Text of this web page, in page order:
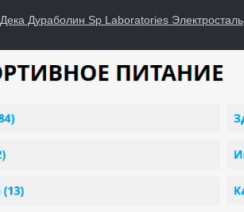
Дека Дураболин Sp Laboratories Электросталь